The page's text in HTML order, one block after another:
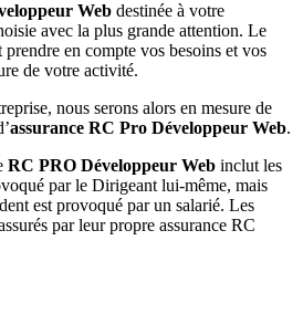
Web destinée à votre
avec la plus grande attention. Le
en compte vos besoins et vos
de votre activité.
nous serons alors en mesure de
assurance RC Pro Développeur Web.
RC PRO Développeur Web inclut les
par le Dirigeant lui-même, mais
est provoqué par un salarié. Les
par leur propre assurance RC